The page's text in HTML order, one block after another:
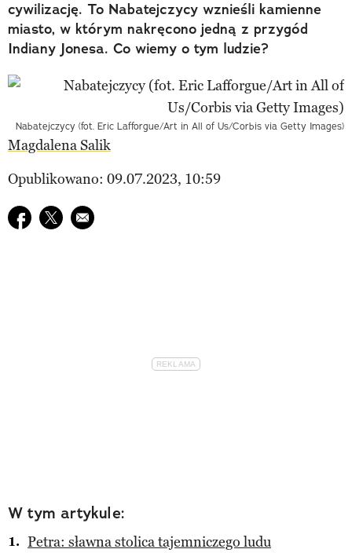
cywilizację. To Nabatejczycy wznieśli kamienne
miasto, w którym nakręcono jedną z przygód
Indiany Jonesa. Co wiemy o tym ludzie?
Nabatejczycy (fot. Eric Lafforgue/Art in All of Us/Corbis via Getty Images)
Magdalena Salik
Opublikowano: 09.07.2023, 10:59
Udostępnij na facebook
Udostępnij na twitter
E-mail do przyjaciela
W tym artykule:
Petra: sławna stolica tajemniczego ludu